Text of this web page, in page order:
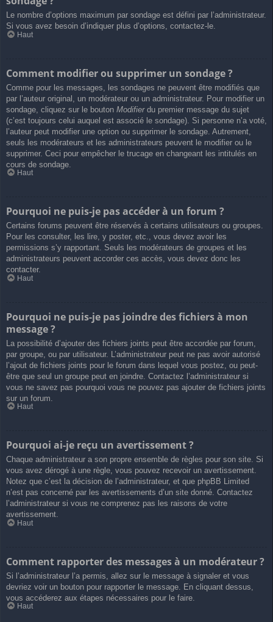
Le nombre d’options maximum par sondage est défini par l’administrateur.
Si vous avez besoin d’indiquer plus d’options, contactez-le.
Haut
Comment modifier ou supprimer un sondage ?
Comme pour les messages, les sondages ne peuvent être modifiés que
par l’auteur original, un modérateur ou un administrateur. Pour modifier un
sondage, cliquez sur le bouton Modifierdu premier message du sujet
(c’est toujours celui auquel est associé le sondage). Si personne n’a voté,
l’auteur peut modifier une option ou supprimer le sondage. Autrement,
seuls les modérateurs et les administrateurs peuvent le modifier ou le
supprimer. Ceci pour empêcher le trucage en changeant les intitulés en
cours de sondage.
Haut
Pourquoi ne puis-je pas accéder à un forum ?
Certains forums peuvent être réservés à certains utilisateurs ou groupes.
Pour les consulter, les lire, y poster, etc., vous devez avoir les
permissions s’y rapportant. Seuls les modérateurs de groupes et les
administrateurs peuvent accorder ces accès, vous devez donc les
contacter.
Haut
Pourquoi ne puis-je pas joindre des fichiers à mon
message ?
La possibilité d’ajouter des fichiers joints peut être accordée par forum,
par groupe, ou par utilisateur. L’administrateur peut ne pas avoir autorisé
l’ajout de fichiers joints pour le forum dans lequel vous postez, ou peut-
être que seul un groupe peut en joindre. Contactez l’administrateur si
vous ne savez pas pourquoi vous ne pouvez pas ajouter de fichiers joints
sur un forum.
Haut
Pourquoi ai-je reçu un avertissement ?
Chaque administrateur a son propre ensemble de règles pour son site. Si
vous avez dérogé à une règle, vous pouvez recevoir un avertissement.
Notez que c’est la décision de l’administrateur, et que phpBB Limited
n’est pas concerné par les avertissements d’un site donné. Contactez
l’administrateur si vous ne comprenez pas les raisons de votre
avertissement.
Haut
Comment rapporter des messages à un modérateur ?
Si l’administrateur l’a permis, allez sur le message à signaler et vous
devriez voir un bouton pour rapporter le message. En cliquant dessus,
vous accéderez aux étapes nécessaires pour le faire.
Haut